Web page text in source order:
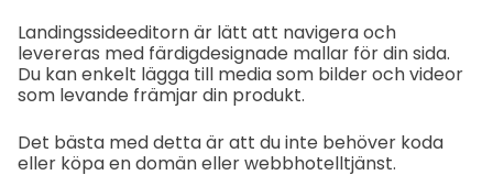
Landingssideeditorn är lätt att navigera och
levereras med färdigdesignade mallar för din sida.
Du kan enkelt lägga till media som bilder och videor
som levande främjar din produkt.
Det bästa med detta är att du inte behöver koda
eller köpa en domän eller webbhotelltjänst.